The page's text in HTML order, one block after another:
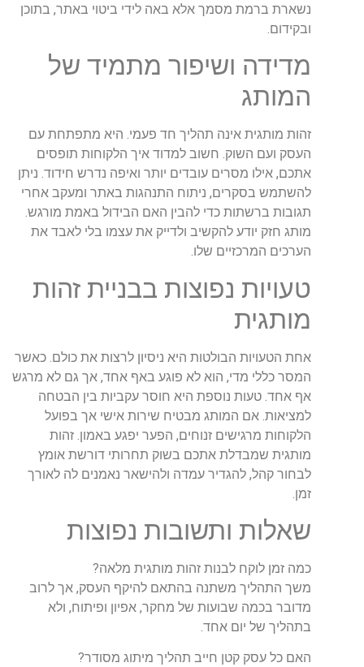
נשארת ברמת מסמך אלא באה לידי ביטוי באתר, בתוכן
ובקידום.
מדידה ושיפור מתמיד של
המותג
זהות מותגית אינה תהליך חד פעמי. היא מתפתחת עם
העסק ועם השוק. חשוב למדוד איך הלקוחות תופסים
אתכם, אילו מסרים עובדים יותר ואיפה נדרש חידוד. ניתן
להשתמש בסקרים, ניתוח התנהגות באתר ומעקב אחרי
תגובות ברשתות כדי להבין האם הבידול באמת מורגש.
מותג חזק יודע להקשיב ולדייק את עצמו בלי לאבד את
הערכים המרכזיים שלו.
טעויות נפוצות בבניית זהות
מותגית
אחת הטעויות הבולטות היא ניסיון לרצות את כולם כאשר
המסר כללי מדי, הוא לא פוגע באף אחד, אך גם לא מרגש
אף אחד טעות נוספת היא חוסר עקביות בין הבטחה
למציאות אם המותג מבטיח שירות אישי אך בפועל
הלקוחות מרגישים זנוחים, הפער יפגע באמון זהות
מותגית שמבדלת אתכם בשוק תחרותי דורשת אומץ
לבחור קהל, להגדיר עמדה ולהישאר נאמנים לה לאורך
זמן
שאלות ותשובות נפוצות
כמה זמן לוקח לבנות זהות מותגית מלאה?
משך התהליך משתנה בהתאם להיקף העסק, אך לרוב
מדובר בכמה שבועות של מחקר, אפיון ופיתוח, ולא
בתהליך של יום אחד.
האם כל עסק קטן חייב תהליך מיתוג מסודר?